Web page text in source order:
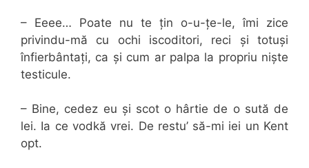
– Eeee… Poate nu te țin o-u-țe-le, îmi zice
privindu-mă cu ochi iscoditori, reci și totuși
înfierbântați, ca și cum ar palpa la propriu niște
testicule.
– Bine, cedez eu și scot o hârtie de o sută de
lei. Ia ce vodkă vrei. De restu’ să-mi iei un Kent
opt.